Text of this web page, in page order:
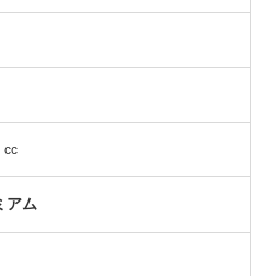
cc
アム